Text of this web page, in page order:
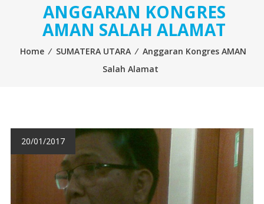
ANGGARAN KONGRES
AMAN SALAH ALAMAT
Home ⁄ SUMATERA UTARA ⁄ Anggaran Kongres AMAN
Salah Alamat
20/01/2017